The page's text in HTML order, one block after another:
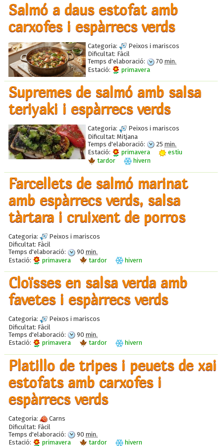
Salmó a daus estofat amb
carxofes i espàrrecs verds
Categoria:
Peixos i mariscos
Dificultat: Fàcil
Temps d'elaboració:
70 min.
Estació:
primavera
Supremes de salmó amb salsa
teriyaki i espàrrecs verds
Categoria:
Peixos i mariscos
Dificultat: Mitjana
Temps d'elaboració:
25 min.
Estació:
primavera
estiu
tardor
hivern
Farcellets de salmó marinat
amb espàrrecs verds, salsa
tàrtara i cruixent de porros
Categoria:
Peixos i mariscos
Dificultat: Fàcil
Temps d'elaboració:
90 min.
Estació:
primavera tardor hivern
Cloïsses en salsa verda amb
favetes i espàrrecs verds
Categoria:
Peixos i mariscos
Dificultat: Fàcil
Temps d'elaboració:
90 min.
Estació:
primavera tardor hivern
Platillo de tripes i peuets de xai
estofats amb carxofes i
espàrrecs verds
Categoria:
Carns
Dificultat: Fàcil
Temps d'elaboració:
90 min.
Estació:
primavera tardor hivern